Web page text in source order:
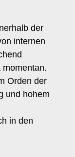
der
internen
momentan.
Orden der
und hohem
in den